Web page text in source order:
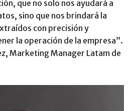
que no solo nos ayudará a
sino que nos brindará la
con precisión y
la operación de la empresa”.
Marketing Manager Latam de